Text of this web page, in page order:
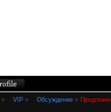
» VIP » Обсуждение »